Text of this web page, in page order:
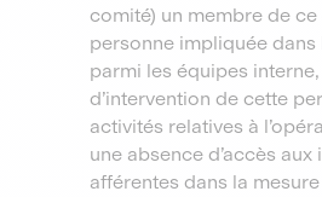
comité) un membre de
personne impliquée
parmi les équipes
d’intervention de cette
activités relatives à
une absence d’accès
afférentes dans la